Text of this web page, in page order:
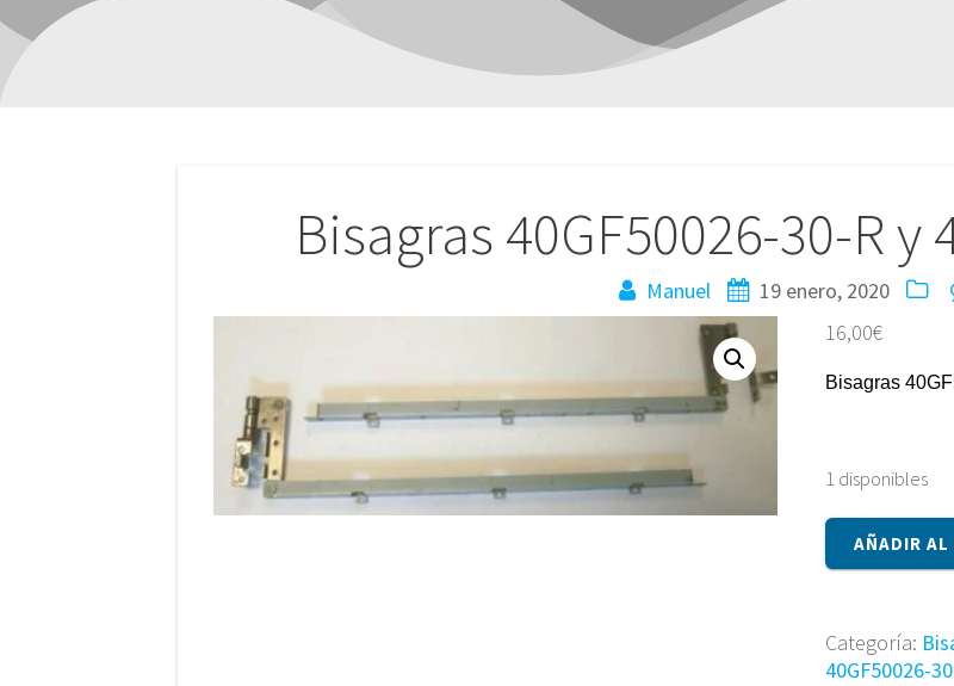
Bisagras 40GF50026-30-R y
Manuel 19 enero, 2020
16,00€
Bisagras
1 disponibles
Bisagras
40GF50026-
y
40GF50026-
AÑADIR AL
Categoría:
40GF50026-
Navegación
entradas